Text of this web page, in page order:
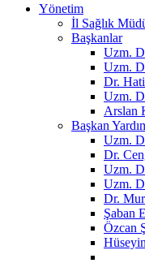
Yönetim
İl Sağlık
Başkanlar
Uzm.
Uzm.
Dr.
Uzm.
Arslan
Başkan
Uzm.
Dr.
Uzm.
Uzm.
Dr.
Şaban
Özcan